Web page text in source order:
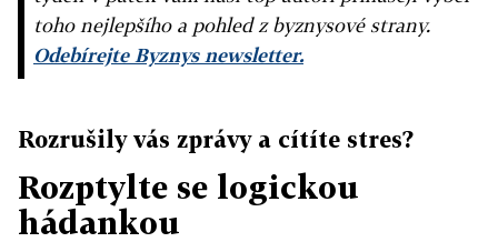
toho nejlepšího a pohled z byznysové strany.
Odebírejte Byznys newsletter.
Rozrušily vás zprávy a cítíte stres?
Rozptylte se logickou
hádankou